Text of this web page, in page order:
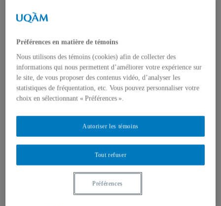
2) Prismes socioculturels
3) Art et créativité
➜ Autochtonisation
Publications
Revue ERE
Publications des membres
Publications du Centr’ERE
Thèses et mémoires
Formation
Ressources en ERE
Engagement écosocial
Vers une Stratégie québécoise
Contributions aux débats publics
Présence dans les médias
Préférences en matière de témoins
Nous utilisons des témoins (cookies) afin de collecter des
informations qui nous permettent d’améliorer votre expérience sur
le site, de vous proposer des contenus vidéo, d’analyser les
statistiques de fréquentation, etc. Vous pouvez personnaliser votre
choix en sélectionnant « Préférences ».
Tout refuser
Autoriser les témoins
Préférences